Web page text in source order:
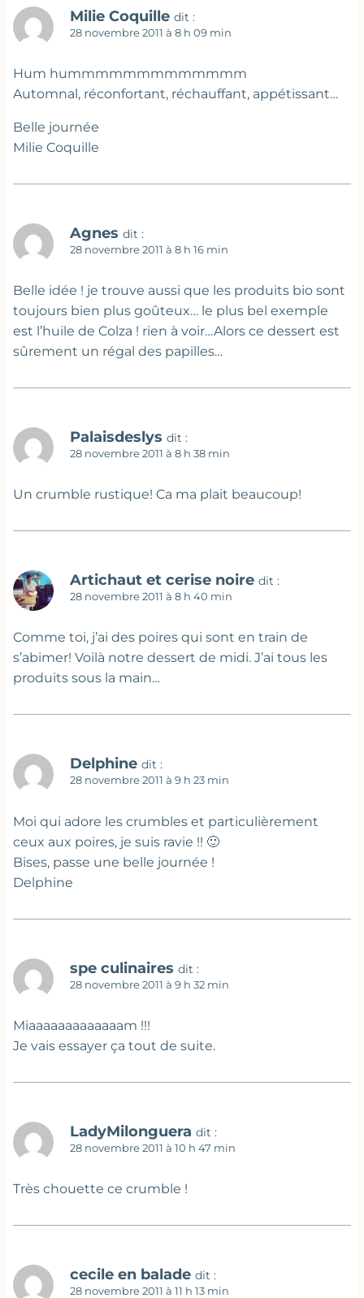
Milie Coquille dit :
28 novembre 2011 à 8 h 09 min
Hum hummmmmmmmmmmmm
Automnal, réconfortant, réchauffant, appétissant…
Belle journée
Milie Coquille
Agnes dit :
28 novembre 2011 à 8 h 16 min
Belle idée ! je trouve aussi que les produits bio sont
toujours bien plus goûteux… le plus bel exemple
est l’huile de Colza ! rien à voir…Alors ce dessert est
sûrement un régal des papilles…
Palaisdeslys dit :
28 novembre 2011 à 8 h 38 min
Un crumble rustique! Ca ma plait beaucoup!
Artichaut et cerise noire dit :
28 novembre 2011 à 8 h 40 min
Comme toi, j’ai des poires qui sont en train de
s’abimer! Voilà notre dessert de midi. J’ai tous les
produits sous la main…
Delphine dit :
28 novembre 2011 à 9 h 23 min
Moi qui adore les crumbles et particulièrement
ceux aux poires, je suis ravie !! 🙂
Bises, passe une belle journée !
Delphine
spe culinaires dit :
28 novembre 2011 à 9 h 32 min
Miaaaaaaaaaaaaam !!!
Je vais essayer ça tout de suite.
LadyMilonguera dit :
28 novembre 2011 à 10 h 47 min
Très chouette ce crumble !
cecile en balade dit :
28 novembre 2011 à 11 h 13 min